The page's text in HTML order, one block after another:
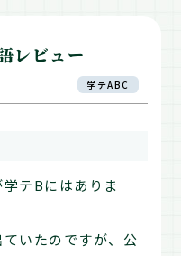
レビュー
学テABC
テBにはありま
いたのですが、公